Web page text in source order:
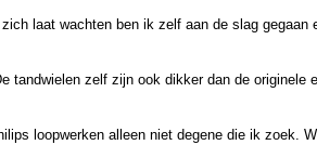
laat wachten ben ik zelf aan de slag gegaan
tandwielen zelf zijn ook dikker dan de originele
loopwerken alleen niet degene die ik zoek.